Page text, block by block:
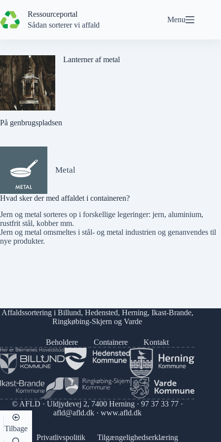
til
indhold
Ressourceportal
Sådan sorterer vi affald
Menu
Lanterner af metal
På genbrugspladsen
Metal
Hvad sker der med affaldet i containeren?
Jern og metal sorteres op i forskellige legeringer: jern, aluminium,
rustfrit stål, kobber mm.
Jern og metal omsmeltes i stål- og metal industrien og genanvendes til
nye produkter.
Affaldssortering i Billund, Hedensted, Herning, Ikast-Brande,
Ringkøbing-Skjern ogVarde
Beholdere Containere Kontakt
© AFLD · Uldjydevej 2, 7400 Herning · 97 37 33 77·
afld@afld.dk· www.afld.dk
Privatlivspolitik Tilgængelighedserklæring
Tilbage